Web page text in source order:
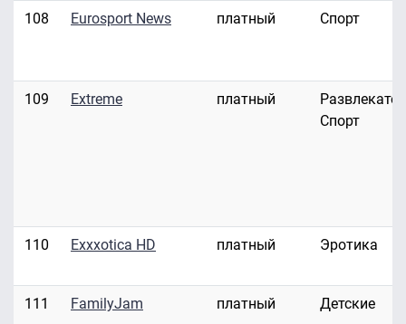
108 Eurosport News платный Спорт
109 Extreme платный
Спорт
110 Exxxotica HD платный Эротика
111 FamilyJam платный Детские